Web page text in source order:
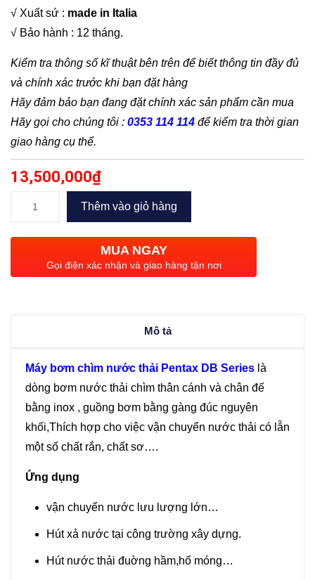
√ Xuất sứ : made in Italia
√ Bảo hành : 12 tháng.
Kiểm tra thông số kĩ thuật bên trên để biết thông tin đầy đủ
và chính xác trước khi bạn đặt hàng
Hãy đảm bảo bạn đang đặt chính xác sản phẩm cần mua
Hãy gọi cho chúng tôi : 0353 114 114 để kiểm tra thời gian
giao hàng cụ thể.
13,500,000₫
nước
Pentax
lượng
Thêm vào giỏ hàng
MUA NGAY
Gọi điện xác nhận và giao hàng tận nơi
Mô tả
Máy bơm chìm nước thải Pentax DB Series là
dòng bơm nước thải chìm thân cánh và chân đế
bằng inox , guồng bơm bằng gàng đúc nguyên
khối,Thích hợp cho việc vận chuyển nước thải có lẫn
một số chất rắn, chất sơ….
Ứng dụng
vận chuyển nước lưu lượng lớn…
Hút xả nước tại công trường xây dựng.
Hút nước thải đuờng hầm,hố móng…